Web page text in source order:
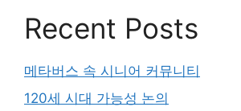
Recent Posts
메타버스 속 시니어 커뮤니티
120세 시대 가능성 논의